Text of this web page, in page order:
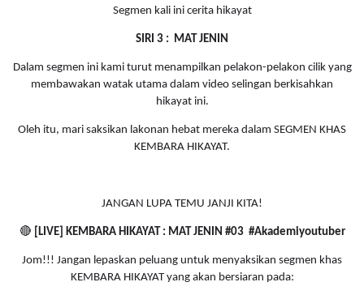
Segmen kali ini cerita hikayat
SIRI 3 : MAT JENIN
Dalam segmen ini kami turut menampilkan pelakon-pelakon cilik yang
membawakan watak utama dalam video selingan berkisahkan
hikayat ini.
Oleh itu, mari saksikan lakonan hebat mereka dalam SEGMEN KHAS
KEMBARA HIKAYAT.
JANGAN LUPA TEMU JANJI KITA!
🔴 [LIVE] KEMBARA HIKAYAT : MAT JENIN #03 #Akademiyoutuber
Jom!!! Jangan lepaskan peluang untuk menyaksikan segmen khas
KEMBARA HIKAYAT yang akan bersiaran pada: